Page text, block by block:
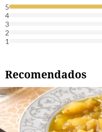
5
4
3
2
1
Recomendados